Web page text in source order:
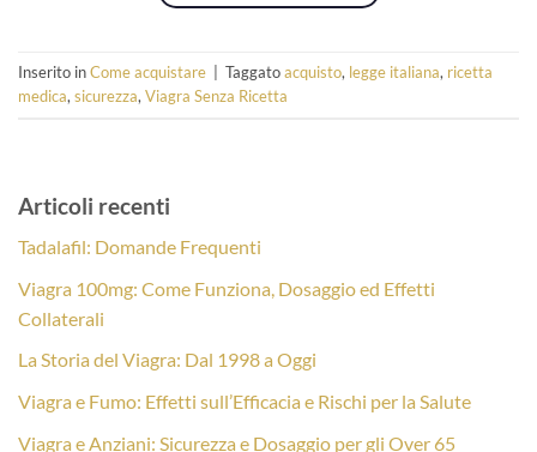
Inserito inCome acquistare Taggatoacquisto, legge italiana, ricetta
medica, sicurezza, Viagra Senza Ricetta
Articoli recenti
Tadalafil: Domande Frequenti
Viagra 100mg: Come Funziona, Dosaggio ed Effetti
Collaterali
La Storia del Viagra: Dal 1998 a Oggi
Viagra e Fumo: Effetti sull’Efficacia e Rischi per la Salute
Viagra e Anziani: Sicurezza e Dosaggio per gli Over 65